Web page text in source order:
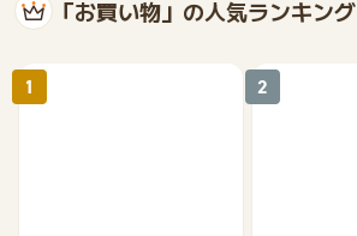
「お買い物」の人気ランキング
1 2